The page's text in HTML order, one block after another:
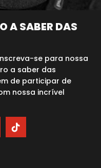
A SABER DAS
se para nossa
a saber das
de participar de
nossa incrível